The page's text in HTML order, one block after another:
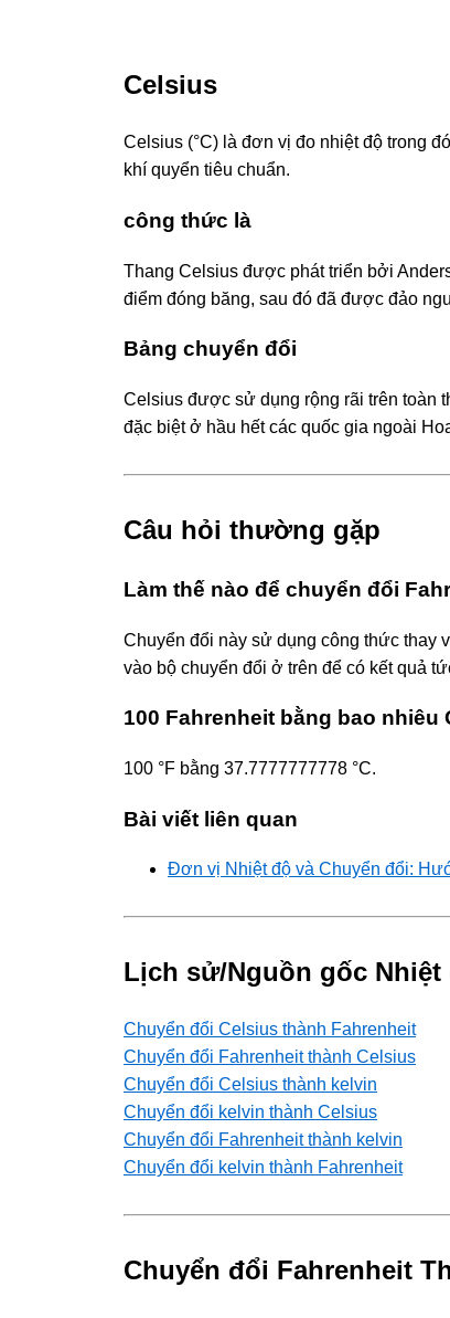
Celsius
Celsius (°C) là đơn vị đo nhiệt độ trong
khí quyển tiêu chuẩn.
công thức là
Thang Celsius được phát triển bởi
điểm đóng băng, sau đó đã được đảo
Bảng chuyển đổi
Celsius được sử dụng rộng rãi trên toàn
đặc biệt ở hầu hết các quốc gia ngoài
Câu hỏi thường gặp
Làm thế nào để chuyển đổi
Chuyển đổi này sử dụng công thức thay
vào bộ chuyển đổi ở trên để có kết quả
100 Fahrenheit bằng bao nhiêu
100 °F bằng 37.7777777778 °C.
Bài viết liên quan
Đơn vị Nhiệt độ và Chuyển đổi:
Lịch sử/Nguồn gốc
Chuyển đổi Celsius thành Fahrenheit
Chuyển đổi Fahrenheit thành Celsius
Chuyển đổi Celsius thành kelvin
Chuyển đổi kelvin thành Celsius
Chuyển đổi Fahrenheit thành kelvin
Chuyển đổi kelvin thành Fahrenheit
Chuyển đổi Fahrenheit